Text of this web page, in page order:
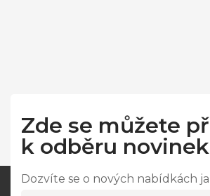
Zde se můžete
k odběru novinek
Dozvíte se o nových nabídkách